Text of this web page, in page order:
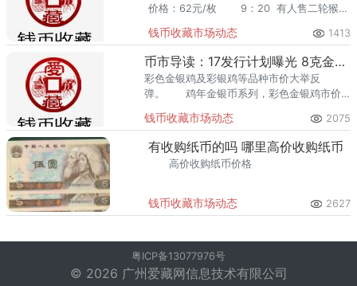
价格：62元/枚 9：20 有人售二轮猴纪
钱币收藏市场动态 1413
币市导读：17发行计划曝光 8克金猫断货创新高
彩色金银鸡及彩银鸡等品种市价大举反
弹。 鸡年金银币系列，彩色金银鸡市价
紧，彩银鸡爆发性上涨至720元，货源高度匮
乏。
钱币收藏市场动态 2075
有收购纸币的吗 哪里高价收购纸币
高价收购纸币价格
钱币收藏市场动态 2627
粤ICP备13077976号
© 2026 广州爱藏网信息技术有限公司